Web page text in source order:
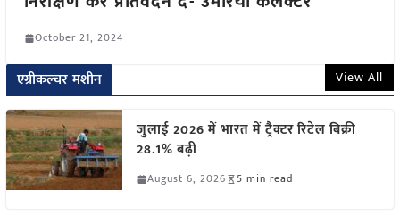
October 21, 2024
एग्रीकल्चर मशीन View All
जुलाई 2026 में भारत में ट्रैक्टर रिटेल बिक्री
28.1% बढ़ी
August 6, 2026 5 min read